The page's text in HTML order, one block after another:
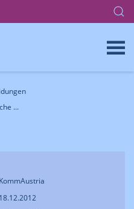
...
KommAustria
18.12.2012